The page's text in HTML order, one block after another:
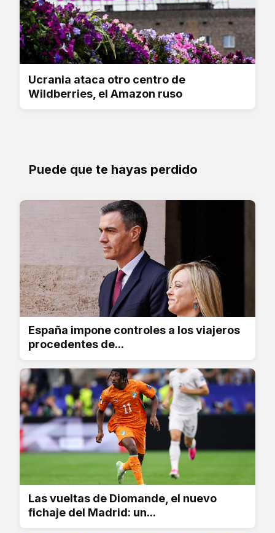
Ucrania ataca otro centro de
Wildberries, el Amazon ruso
Puede que te hayas perdido
España impone controles a los viajeros
procedentes de...
Las vueltas de Diomande, el nuevo
fichaje del Madrid: un...